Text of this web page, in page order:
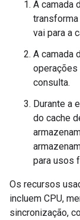
A camada
vai para a
A camada
operações
consulta.
Durante a
do cache
para usos
Os recursos
incluem CPU,
sincronização,